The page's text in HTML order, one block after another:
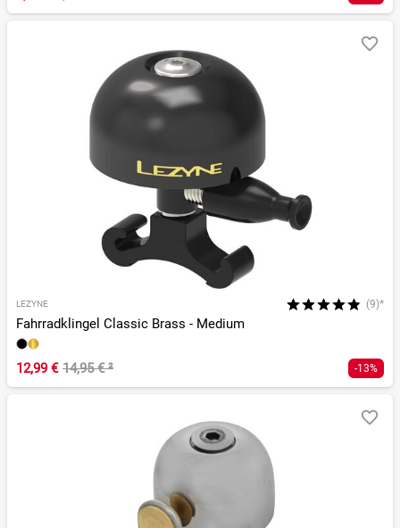
LEZYNE (9)*
Fahrradklingel Classic Brass - Medium
12,99 € 14,95 €² -13%